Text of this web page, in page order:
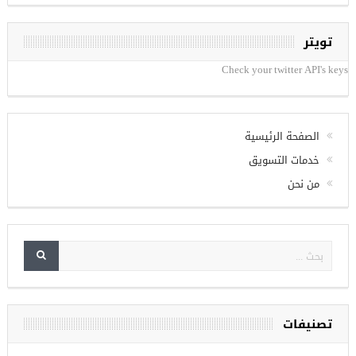
Check your twitter API's keys
خدمات التسويق
من نحن